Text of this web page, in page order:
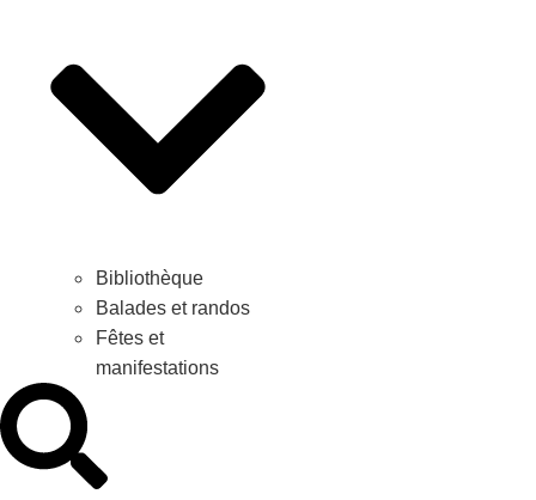
Bibliothèque
Balades et randos
Fêtes et
manifestations